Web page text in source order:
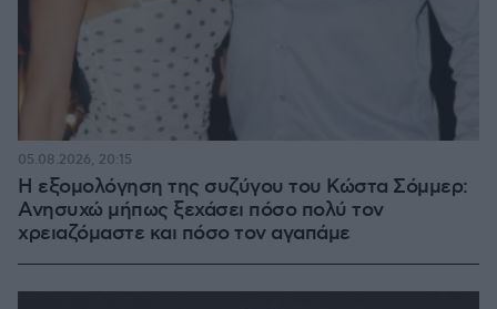
Η εξομολόγηση της συζύγου του Κώστα Σόμμερ:
Ανησυχώ μήπως ξεχάσει πόσο πολύ τον
χρειαζόμαστε και πόσο τον αγαπάμε
05.08.2026, 20:15